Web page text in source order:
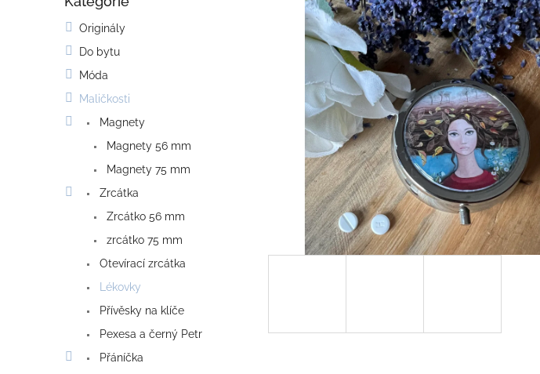
Originály
Do bytu
Móda
Maličkosti
Magnety
Magnety 56 mm
Magnety 75 mm
Zrcátka
Zrcátko 56 mm
zrcátko 75 mm
Otevírací zrcátka
Lékovky
Přívěsky na klíče
Pexesa a černý Petr
Přáníčka